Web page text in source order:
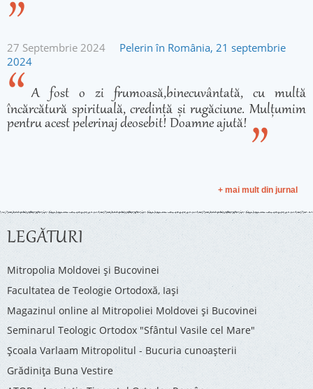
27 Septembrie 2024
Pelerin în România, 21 septembrie
2024
A fost o zi frumoasă,binecuvântată, cu multă
încărcătură spirituală, credință și rugăciune. Mulțumim
pentru acest pelerinaj deosebit! Doamne ajută!
+ mai mult din jurnal
LEGĂTURI
Mitropolia Moldovei și Bucovinei
Facultatea de Teologie Ortodoxă, Iaşi
Magazinul online al Mitropoliei Moldovei și Bucovinei
Seminarul Teologic Ortodox "Sfântul Vasile cel Mare"
Şcoala Varlaam Mitropolitul - Bucuria cunoaşterii
Grădinița Buna Vestire